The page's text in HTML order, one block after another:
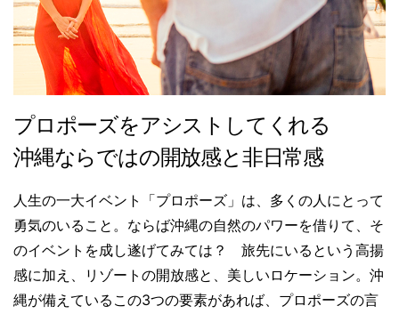
プロポーズをアシストしてくれる
沖縄ならではの開放感と非日常感
人生の一大イベント「プロポーズ」は、多くの人にとって
勇気のいること。ならば沖縄の自然のパワーを借りて、そ
のイベントを成し遂げてみては？ 旅先にいるという高揚
感に加え、リゾートの開放感と、美しいロケーション。沖
縄が備えているこの3つの要素があれば、プロポーズの言